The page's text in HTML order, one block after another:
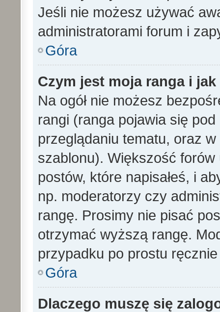
Jeśli nie możesz używać
administratorami forum i
Góra
Czym jest moja ranga i
Na ogół nie możesz
rangi (ranga pojawia się
przeglądaniu tematu, oraz
szablonu). Większość
postów, które napisałeś, i
np. moderatorzy czy
rangę. Prosimy nie pisać
otrzymać wyższą rangę.
przypadku po prostu
Góra
Dlaczego muszę się